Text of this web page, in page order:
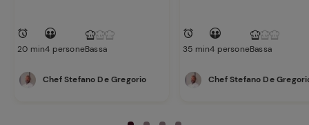
20 min4 personeBassa
Chef Stefano De Gregorio
35 min4 personeBassa
Chef Stefano De